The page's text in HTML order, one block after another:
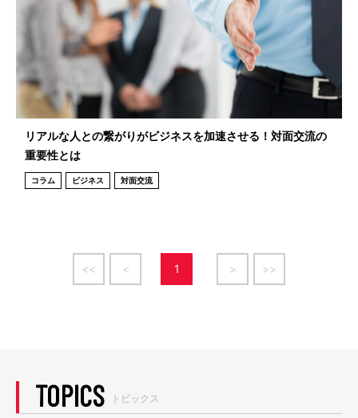
リアルな人との繋がりがビジネスを加速させる！対面交流の
重要性とは
コラム ビジネス 対面交流
<< < 1 > >>
TOPICS トピックス